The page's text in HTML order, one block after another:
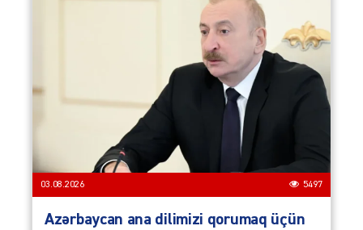
03.08.2026 5497
Azərbaycan ana dilimizi qorumaq üçün